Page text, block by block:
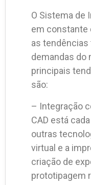
O Sistema de
em constante
as
demandas do
principais
são:
– Integração
CAD está
outras
virtual e a
criação de
prototipagem